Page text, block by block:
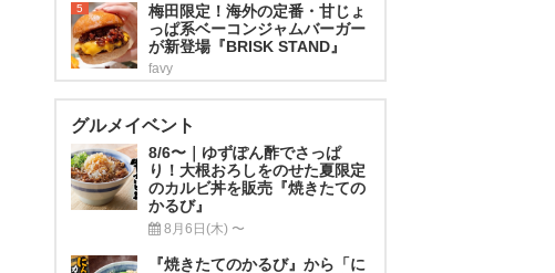
5
梅田限定！海外の定番・甘じょ
っぱ系ベーコンジャムバーガー
が新登場『BRISK STAND』
favy
グルメイベント
8/6〜｜ゆずぽん酢でさっぱ
り！大根おろしをのせた夏限定
のカルビ丼を販売『焼きたての
かるび』
8月6日(木) 〜
『焼きたてのかるび』から「に